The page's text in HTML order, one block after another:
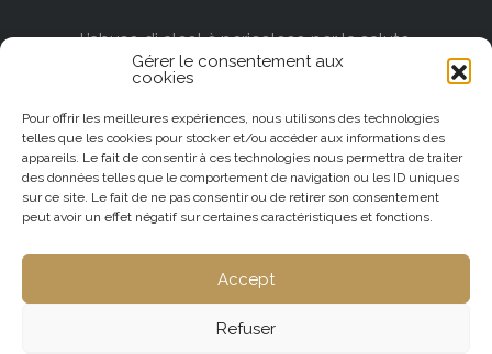
Gérer le consentement aux
cookies
Pour offrir les meilleures expériences, nous utilisons des technologies
telles que les cookies pour stocker et/ou accéder aux informations des
appareils. Le fait de consentir à ces technologies nous permettra de traiter
des données telles que le comportement de navigation ou les ID uniques
sur ce site. Le fait de ne pas consentir ou de retirer son consentement
peut avoir un effet négatif sur certaines caractéristiques et fonctions.
Accept
Refuser
L’abuso di alcol è pericoloso per la salute.
Bevete con moderazione.
Condizioni generali di vendita
Creazione del sito web :
Agence Tyméo